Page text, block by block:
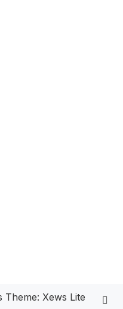
Theme: Xews Lite